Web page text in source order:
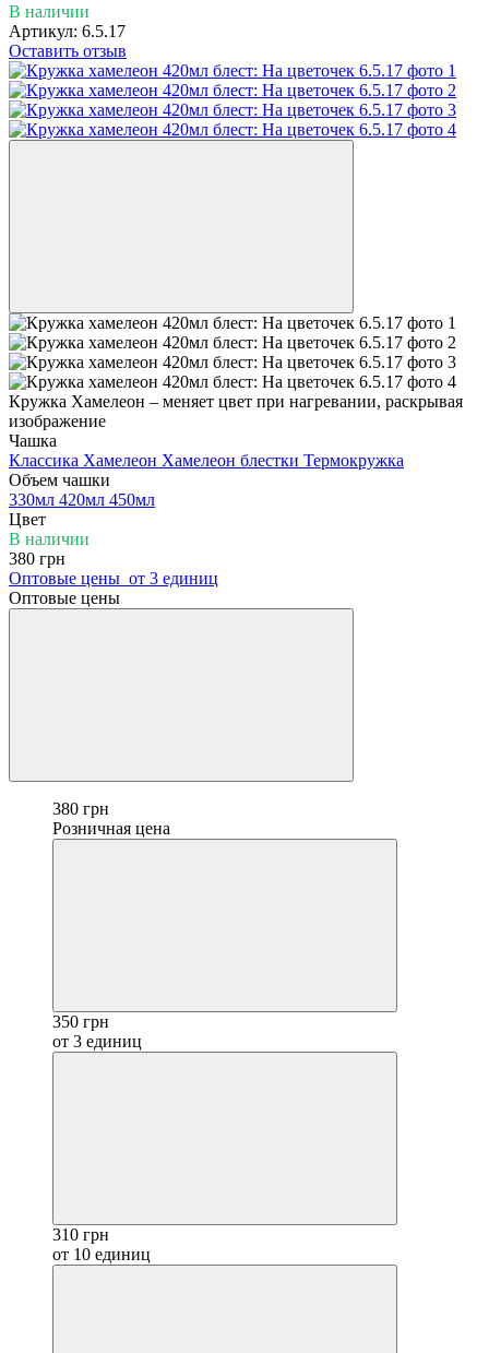
В наличии
Артикул: 6.5.17
Оставить отзыв
Кружка Хамелеон – меняет цвет при нагревании, раскрывая
изображение
Чашка
Классика Хамелеон Хамелеон блестки Термокружка
Объем чашки
330мл 420мл 450мл
Цвет
В наличии
380 грн
Оптовые цены от 3 единиц
Оптовые цены
380 грн
Розничная цена
350 грн
от 3 единиц
310 грн
от 10 единиц